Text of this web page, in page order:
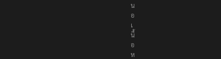
น
อ
เ
นื้
อ
ห